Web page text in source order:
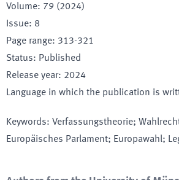
Volume: 79 (2024)
Issue: 8
Page range: 313-321
Status: Published
Release year: 2024
Language in which the publication is
Keywords: Verfassungstheorie;
Europäisches Parlament; Europawahl;